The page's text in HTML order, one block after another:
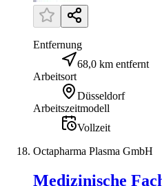
Entfernung
68,0 km entfernt
Arbeitsort
Düsseldorf
Arbeitszeitmodell
Vollzeit
Octapharma Plasma GmbH
Medizinische